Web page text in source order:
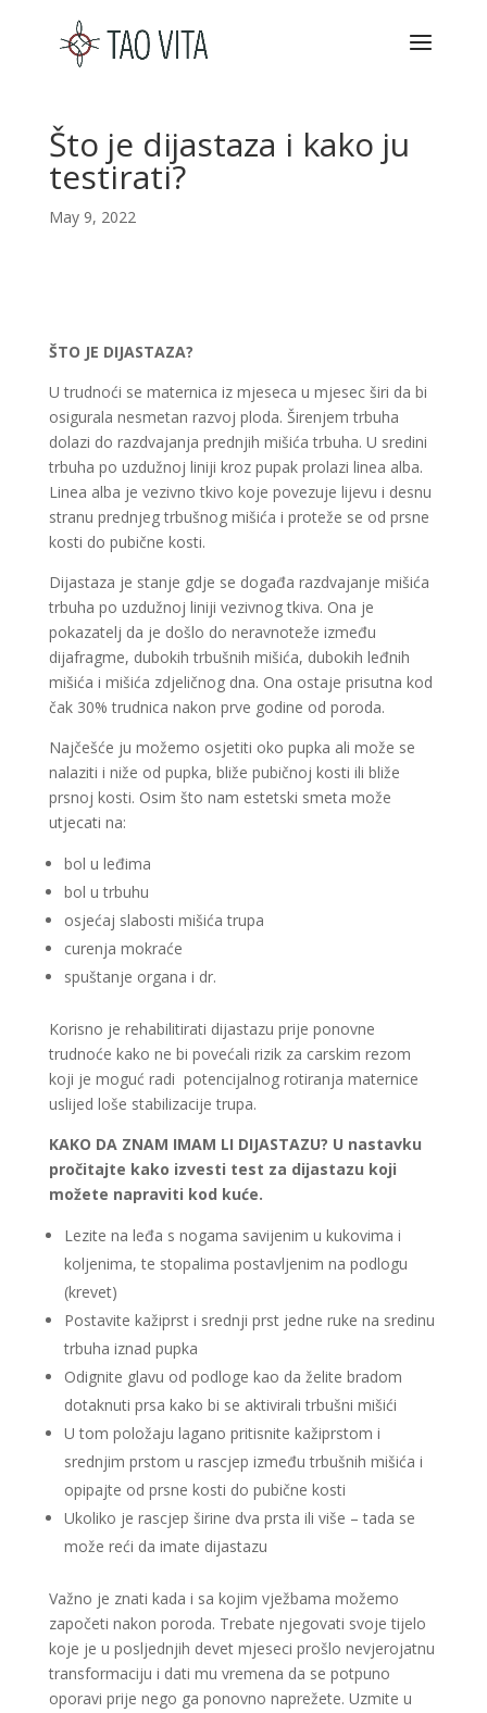
Što je dijastaza i kako ju
testirati?
May 9, 2022
ŠTO JE DIJASTAZA?
U trudnoći se maternica iz mjeseca u mjesec širi da bi
osigurala nesmetan razvoj ploda. Širenjem trbuha
dolazi do razdvajanja prednjih mišića trbuha. U sredini
trbuha po uzdužnoj liniji kroz pupak prolazi linea alba.
Linea alba je vezivno tkivo koje povezuje lijevu i desnu
stranu prednjeg trbušnog mišića i proteže se od prsne
kosti do pubične kosti.
Dijastaza je stanje gdje se događa razdvajanje mišića
trbuha po uzdužnoj liniji vezivnog tkiva. Ona je
pokazatelj da je došlo do neravnoteže između
dijafragme, dubokih trbušnih mišića, dubokih leđnih
mišića i mišića zdjeličnog dna. Ona ostaje prisutna kod
čak 30% trudnica nakon prve godine od poroda.
Najčešće ju možemo osjetiti oko pupka ali može se
nalaziti i niže od pupka, bliže pubičnoj kosti ili bliže
prsnoj kosti. Osim što nam estetski smeta može
utjecati na:
bol u leđima
bol u trbuhu
osjećaj slabosti mišića trupa
curenja mokraće
spuštanje organa i dr.
Korisno je rehabilitirati dijastazu prije ponovne
trudnoće kako ne bi povećali rizik za carskim rezom
koji je moguć radi potencijalnog rotiranja maternice
uslijed loše stabilizacije trupa.
KAKO DA ZNAM IMAM LI DIJASTAZU? U nastavku
pročitajte kako izvesti test za dijastazu koji
možete napraviti kod kuće.
Lezite na leđa s nogama savijenim u kukovima i
koljenima, te stopalima postavljenim na podlogu
(krevet)
Postavite kažiprst i srednji prst jedne ruke na sredinu
trbuha iznad pupka
Odignite glavu od podloge kao da želite bradom
dotaknuti prsa kako bi se aktivirali trbušni mišići
U tom položaju lagano pritisnite kažiprstom i
srednjim prstom u rascjep između trbušnih mišića i
opipajte od prsne kosti do pubične kosti
Ukoliko je rascjep širine dva prsta ili više – tada se
može reći da imate dijastazu
Važno je znati kada i sa kojim vježbama možemo
započeti nakon poroda. Trebate njegovati svoje tijelo
koje je u posljednjih devet mjeseci prošlo nevjerojatnu
transformaciju i dati mu vremena da se potpuno
oporavi prije nego ga ponovno naprežete. Uzmite u